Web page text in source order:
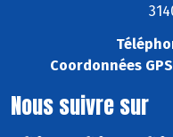
Coordonnées
Nous suivre sur